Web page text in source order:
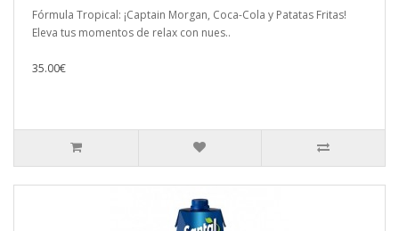
Fórmula Tropical: ¡Captain Morgan, Coca-Cola y Patatas Fritas!
Eleva tus momentos de relax con nues..
35.00€